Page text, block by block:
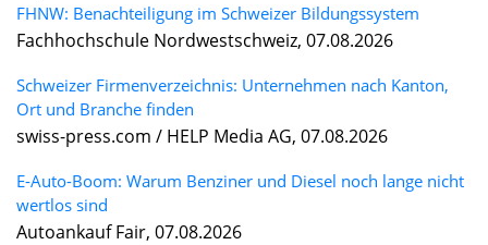
FHNW: Benachteiligung im Schweizer Bildungssystem
Fachhochschule Nordwestschweiz, 07.08.2026
Schweizer Firmenverzeichnis: Unternehmen nach Kanton,
Ort und Branche finden
swiss-press.com / HELP Media AG, 07.08.2026
E-Auto-Boom: Warum Benziner und Diesel noch lange nicht
wertlos sind
Autoankauf Fair, 07.08.2026